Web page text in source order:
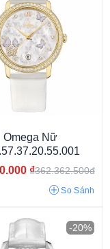
Omega Nữ
₫362.362.500đ
So Sánh
-20%